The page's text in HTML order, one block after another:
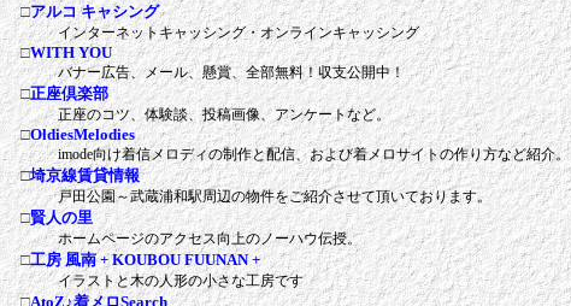
□アルコ キャシング
インターネットキャッシング・オンラインキャッシング
□WITH YOU
バナー広告、メール、懸賞、全部無料！収支公開中！
□正座倶楽部
正座のコツ、体験談、投稿画像、アンケートなど。
□OldiesMelodies
imode向け着信メロディの制作と配信、および着メロサイトの作り方など紹介。
□埼京線賃貸情報
戸田公園～武蔵浦和駅周辺の物件をご紹介させて頂いております。
□賢人の里
ホームページのアクセス向上のノーハウ伝授。
□工房 風南 + KOUBOU FUUNAN +
イラストと木の人形の小さな工房です
□AtoZ♪着メロSearch